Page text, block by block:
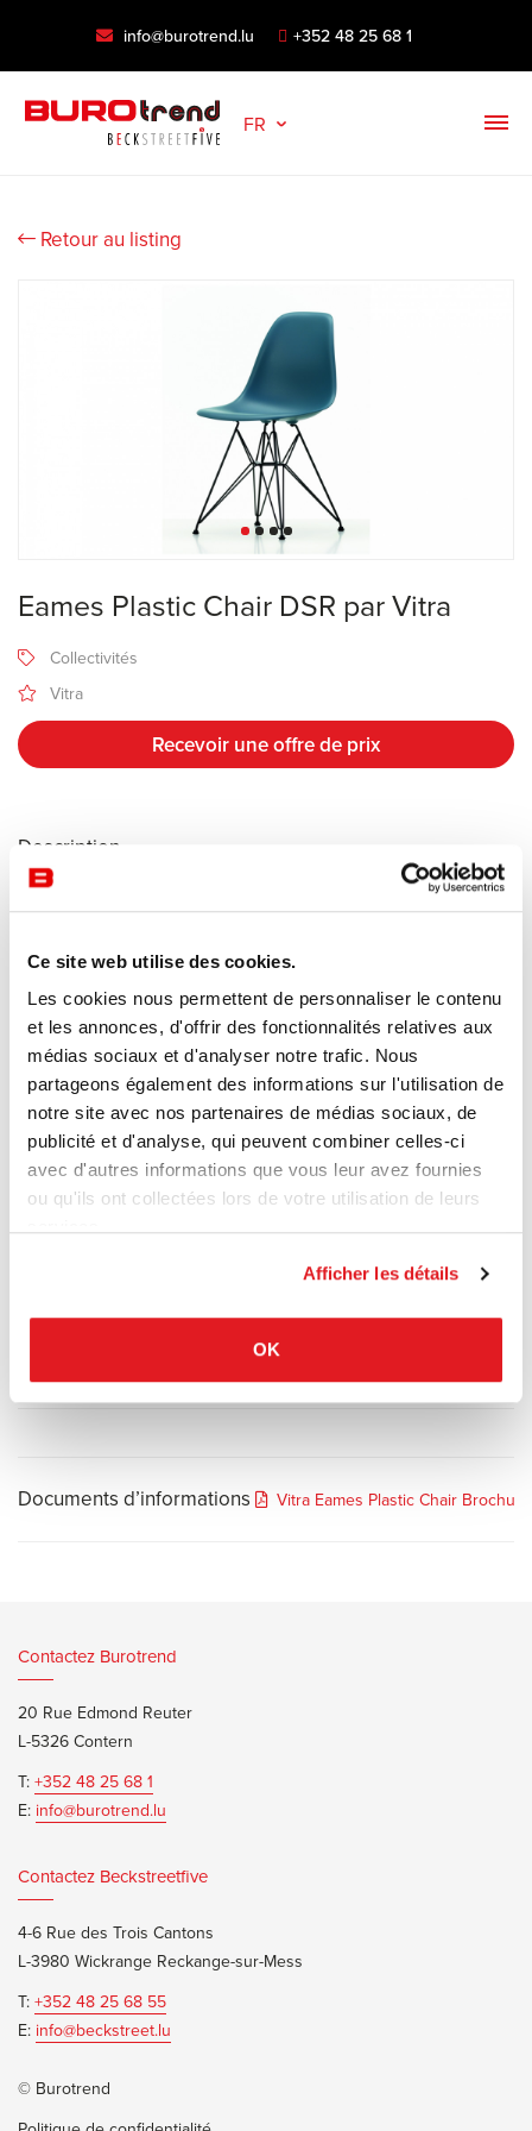
Ce site web utilise des cookies.
Les cookies nous permettent de personnaliser le contenu
et les annonces, d'offrir des fonctionnalités relatives aux
médias sociaux et d'analyser notre trafic. Nous
partageons également des informations sur l'utilisation de
notre site avec nos partenaires de médias sociaux, de
publicité et d'analyse, qui peuvent combiner celles-ci
avec d'autres informations que vous leur avez fournies
ou qu'ils ont collectées lors de votre utilisation de leurs
Afficher les détails
OK
info@burotrend.lu +352 48 25 68 1
FR
Retour au listing
Eames Plastic Chair DSR par Vitra
Collectivités
Vitra
Recevoir une offre de prix
Description
Design Charles & Ray Eames
Le piètement dit « tour Eiffel » du siège DSR (Dining Height Side
Chair Rod Base), une construction complexe et gracieuse en fil
d'acier, associe les formes élégantes et légères à une rigueur
structurelle. Les coques organiques en plastique sont disponibles
en différents coloris et plusieurs versions de rembourrage, le
classique incomparable de Charles et Ray Eames pouvant ainsi
s'adapter à une vaste gamme de besoins individuels et de
préférences personnelles.
Documents d’informations Vitra Eames Plastic Chair Brochure
Contactez Burotrend
20 Rue Edmond Reuter
L-5326 Contern
T: +352 48 25 68 1
E: info@burotrend.lu
Contactez Beckstreetfive
4-6 Rue des Trois Cantons
L-3980 Wickrange Reckange-sur-Mess
T: +352 48 25 68 55
E: info@beckstreet.lu
© Burotrend